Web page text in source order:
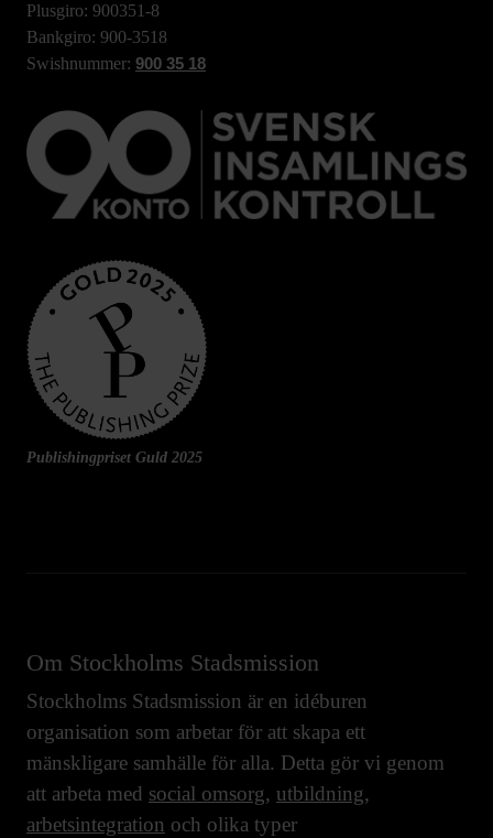
Plusgiro: 900351-8
Bankgiro: 900-3518
Swishnummer: 900 35 18
Publishingpriset Guld 2025
Om Stockholms Stadsmission
Stockholms Stadsmission är en idéburen
organisation som arbetar för att skapa ett
mänskligare samhälle för alla. Detta gör vi genom
att arbeta med social omsorg, utbildning,
arbetsintegration och olika typer